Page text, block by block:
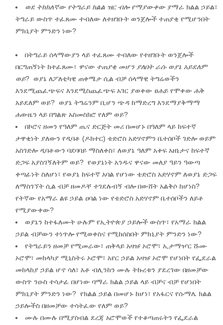
ወደ ትክክለኛው የትግራይ ክልል ዝር ብሎ የማያውቀው ያማራ ክልል ኃይል፣
ትግራይ ውስጥ ተፈጸሙ ተብለው ለተዘገቡት ወንጀሎች ተጠያቂ የሚሆንበት
ምክኒያት ምንድን ነው?
በትግራይ ሰላማውያን ላይ ተፈጸሙ ተብለው የተዘገቡት ወንጀሎች
በርግጠኝነት ከተፈጸሙ፣ ዋናው ተጠያቂ መሆን ያለበት ራሱ ወያኔ አይደለም
ወይ? ወያኔ ለፖለቲካዊ ጠቀሜታ ሲል ብቻ ሰላማዊ ትግሬወችን
እንደሚጨፈጭፍና እንደሚስጨፈጭፍ አገር ያወቀው ፀሐይ የሞቀው ሐቅ
አይደለም ወይ? ወያኔ ትግሬንም ቢሆን ጭዳ ከማድረግ እንደማያቅማማ
ሐውዜን ላይ በግልጽ አስመስክሮ የለም ወይ?
በኮሮና ዘመን የዓለም ጤና ድርጅት መሪ በመሆኑ በዓለም ላይ ከፍተኛ
ታዋቂነት ያለውን የዲባቶ (ዶክተር) ቴድሮስ አድሃኖምን ቤተሰቦች ገድሎ ወይም
አስገድሎ ዲባቶውን ባደባባይ ማስለቀስ፣ ለወያኔ ዓለም አቀፍ አዘኔታና ከፍተኛ
ድጋፍ አያስገኝለትም ወይ? የወያኔነት አንዱና ዋናው መለያ ዓይን ዓውጣ
ቀጣፊነት ስለሆነ፣ የወያኔ ከፍተኛ አባል የሆነው ቴድሮስ አድሃኖም ለወያኔ ድጋፍ
ለማስገኘት ሲል ብቻ ዘመዶቸ ተገደሉብኝ ብሎ በውሸት አልቅሶ ከሆነስ?
የትኛው የአማራ ልዩ ኃይል ዐባል ነው የቴድሮስ አድሃኖም ቤተሰቦችን ለይቶ
የሚያውቀው?
ወያኔን ከተፋለሙት ሁሉም የኢትዮጵያ ኃይሎች ውስጥ፣ የአማራ ክልል
ኃይል ብቻውን ተነጥሎ የሚወቀስና የሚከሰስበት ምክኒያት ምንድን ነው?
የትግራይን ዘመቻ የሚመራው፣ ጠቅላይ አዛዡ ኦሮሞ፣ ኢታማዦር ሹሙ
ኦሮሞ፣ መከላካያ ሚኒስትሩ ኦሮሞ፣ አየር ኃይል አዛዡ ኦሮሞ የሆነበት የፌደራል
መከላከያ ኃይል ሆኖ ሳለ፣ አቶ ብሊንከን ሙሉ ትኩረቱን ያደረገው በዘመቻው
ውስጥ ንዑስ ተሳታፊ በሆነው ባማራ ክልል ኃይል ላይ ብቻና ብቻ የሆነበት
ምክኒያት ምንድን ነው? የክልል ኃይል በመሆኑ ከሆነ፣ የአፋርና የሱማሌ ክልል
ኃይሎችስ በዘመቻው ተሳትፈው የለም ወይ?
ሙሉ በሙሉ በሚያስብል ደረጃ አሮሞወች የተቆጣጠሩትን የፌደራል